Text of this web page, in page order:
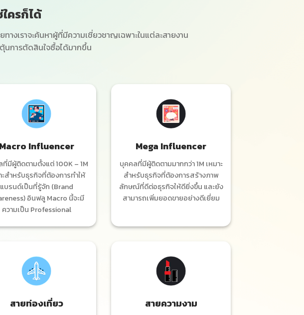
ครก็ได้
งเราจะค้นหาผู้ที่มีความเชี่ยวชาญเฉพาะในแต่ละสายงาน
นการตัดสินใจซื้อได้มากขึ้น
Macro Influencer
มีผู้ติดตามตั้งแต่ 100K – 1M
ะสำหรับธุรกิจที่ต้องการทำให้
แบรนด์เป็นที่รู้จัก (Brand
อินฟลู Macro นี้จะมี
ความเป็น Professional
Mega Influencer
บุคคลที่มีผู้ติดตามมากกว่า 1M เหมาะ
สำหรับธุรกิจที่ต้องการสร้างภาพ
ลักษณ์ที่ดีต่อธุรกิจให้ดียิ่งขึ้น และยัง
สามารถเพิ่มยอดขายอย่างดีเยี่ยม
สายท่องเที่ยว สายความงาม